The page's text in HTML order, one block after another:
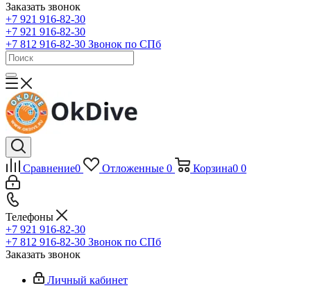
Заказать звонок
+7 921 916-82-30
+7 921 916-82-30
+7 812 916-82-30 Звонок по СПб
Сравнение0 Отложенные 0 Корзина0 0
Телефоны
+7 921 916-82-30
+7 812 916-82-30 Звонок по СПб
Заказать звонок
Личный кабинет